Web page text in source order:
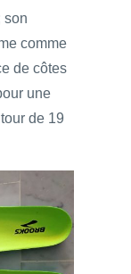
son
comme
de côtes
une
de 19